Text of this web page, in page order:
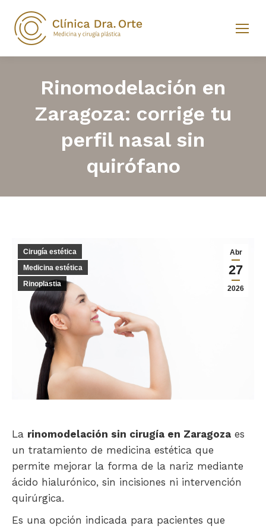
Rinomodelación en
Zaragoza: corrige tu
perfil nasal sin
quirófano
Abr
27
2026
Cirugía estética
Medicina estética
Rinoplastia
La rinomodelación sin cirugía en Zaragoza es
un tratamiento de medicina estética que
permite mejorar la forma de la nariz mediante
ácido hialurónico, sin incisiones ni intervención
quirúrgica.
Es una opción indicada para pacientes que